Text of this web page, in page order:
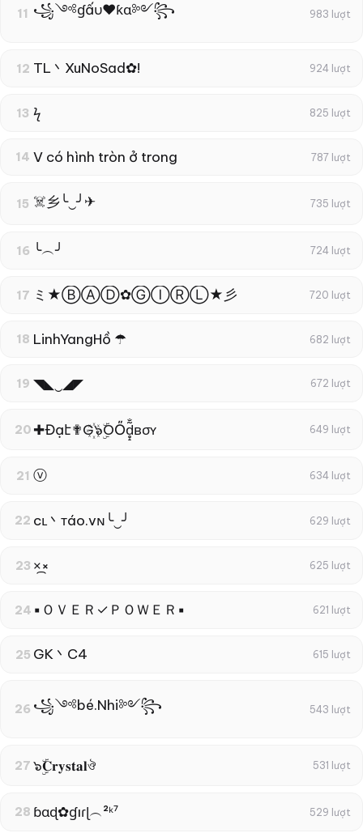
11 ꧁༺ɠấυ❤ƙɑ༻꧂ 983 lượt
12 TL丶XuNoSad✿! 924 lượt
13 ϟ 825 lượt
14 V có hình tròn ở trong 787 lượt
15 ☠️乡╰‿╯✈ 735 lượt
16 ╰︵╯ 724 lượt
17 ミ★ⒷⒶⒹ✿ⒼⒾⓇⓁ★彡 720 lượt
18 LinhYangHồ ☂ 682 lượt
19 ◥◣‿◢◤ 672 lượt
20 ✚Đạէ✟G꙰๖ۣۜOŐd̥̝̮͙͈͂̐̇ͮ̏̔̀̚ͅвσʏ 649 lượt
21 ⓥ 634 lượt
22 cʟ丶тáo.vɴ╰‿╯ 629 lượt
23 ×᷼× 625 lượt
24 ▪ＯＶＥＲ✓ＰＯＷＥＲ▪ 621 lượt
25 GK丶C4 615 lượt
26 ꧁༺bé.Nhi༻꧂ 543 lượt
27 ๖ۣۜ𝐂𝐫𝐲𝐬𝐭𝐚𝐥ঔ 531 lượt
28 ɓɑɖ✿ɠıɾɭ︵²ᵏ⁷ 529 lượt